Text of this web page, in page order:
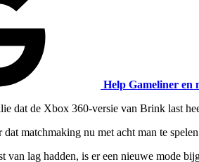
Help Gameliner en
dat de Xbox 360-versie van Brink last
matchmaking nu met acht man te
van lag hadden, is er een nieuwe mode